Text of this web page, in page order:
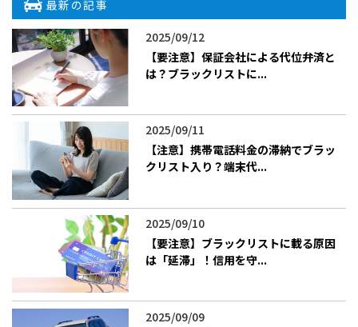
最新の記事
2025/09/12
【要注意】保証会社による代位弁済と
は？ブラックリストに...
2025/09/11
【注意】携帯電話料金の滞納でブラッ
クリスト入り？端末代...
2025/09/10
【要注意】ブラックリストに載る原因
は「延滞」！信用を守...
2025/09/09